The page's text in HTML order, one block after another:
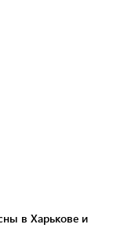
в Харькове и